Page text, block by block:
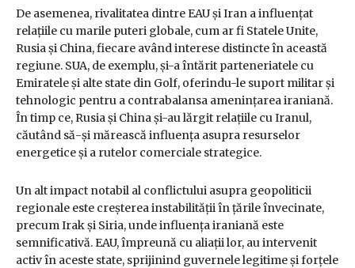
De asemenea, rivalitatea dintre EAU și Iran a influențat
relațiile cu marile puteri globale, cum ar fi Statele Unite,
Rusia și China, fiecare având interese distincte în această
regiune. SUA, de exemplu, și-a întărit parteneriatele cu
Emiratele și alte state din Golf, oferindu-le suport militar și
tehnologic pentru a contrabalansa amenințarea iraniană.
În timp ce, Rusia și China și-au lărgit relațiile cu Iranul,
căutând să-și mărească influența asupra resurselor
energetice și a rutelor comerciale strategice.
Un alt impact notabil al conflictului asupra geopoliticii
regionale este creșterea instabilității în țările învecinate,
precum Irak și Siria, unde influența iraniană este
semnificativă. EAU, împreună cu aliații lor, au intervenit
activ în aceste state, sprijinind guvernele legitime și forțele